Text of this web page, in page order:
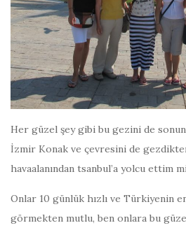
Her güzel şey gibi bu gezini de
İzmir Konak ve çevresini de
havaalanından tsanbul’a yolcu ettim
Onlar 10 günlük hızlı ve Türkiyenin
görmekten mutlu, ben onlara bu